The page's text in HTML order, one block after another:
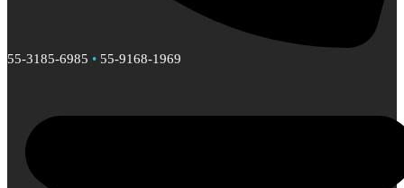
55-3185-6985 • 55-9168-1969